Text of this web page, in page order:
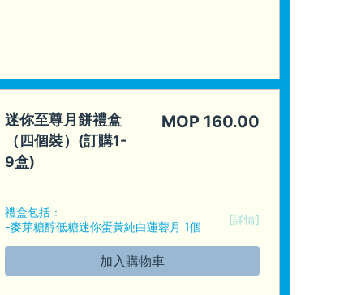
迷你至尊月餅禮盒
（四個裝）(訂購1-
9盒)
MOP 160.00
禮盒包括：
-麥芽糖醇低糖迷你蛋黃純白蓮蓉月 1個
-迷你茉莉烏龍茶麻糬奶皇月(新口味) 1個
-迷你陳皮豆沙月(素餅) 1個
[詳情]
加入購物車